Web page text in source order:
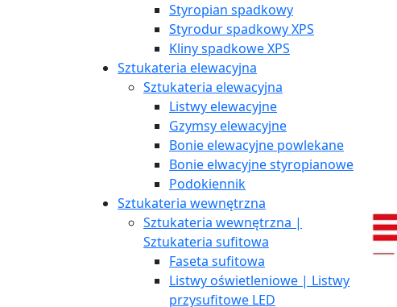
Styropian spadkowy
Styrodur spadkowy XPS
Kliny spadkowe XPS
Sztukateria elewacyjna
Sztukateria elewacyjna
Listwy elewacyjne
Gzymsy elewacyjne
Bonie elewacyjne powlekane
Bonie elwacyjne styropianowe
Podokiennik
Sztukateria wewnętrzna
Sztukateria wewnętrzna |
Sztukateria sufitowa
Faseta sufitowa
Listwy oświetleniowe | Listwy
przysufitowe LED